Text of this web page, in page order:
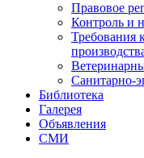
Правовое
Контроль и
Требования
Санитарно-
Библиотека
Галерея
Объявления
СМИ